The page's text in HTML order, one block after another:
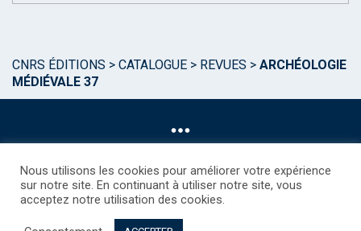
CNRS ÉDITIONS > CATALOGUE > REVUES > ARCHÉOLOGIE
MÉDIÉVALE 37
©CNRS EDITIONS 2025
Nous utilisons les cookies pour améliorer votre expérience
sur notre site. En continuant à utiliser notre site, vous
acceptez notre utilisation des cookies.